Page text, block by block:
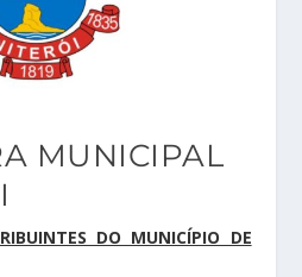
MUNICIPAL
DO MUNICÍPIO DE